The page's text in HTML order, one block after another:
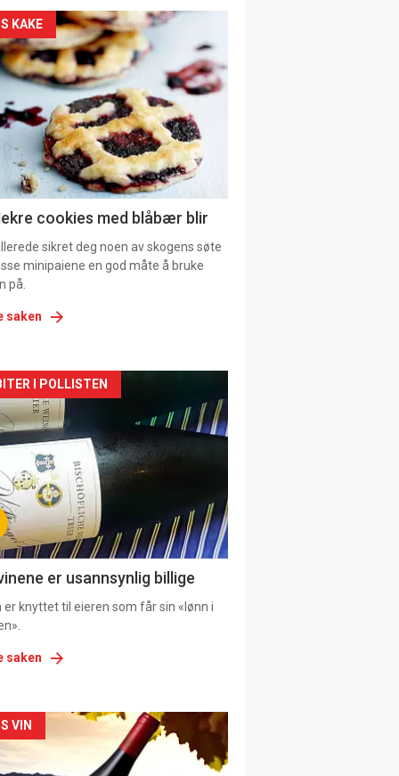
KAKE
cookies med blåbær blir
sikret deg noen av skogens søte
minipaiene en god måte å bruke
på.
saken
I POLLISTEN
er usannsynlig billige
er knyttet til eieren som får sin «lønn i
saken
VIN